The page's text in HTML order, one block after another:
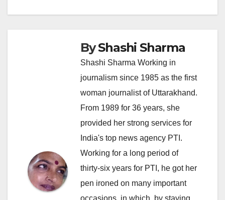
ByShashi Sharma
Shashi Sharma Working in
journalism since 1985 as the first
woman journalist of Uttarakhand.
From 1989 for 36 years, she
provided her strong services for
India's top news agency PTI.
Working for a long period of
thirty-six years for PTI, he got her
pen ironed on many important
occasions, in which, by staying